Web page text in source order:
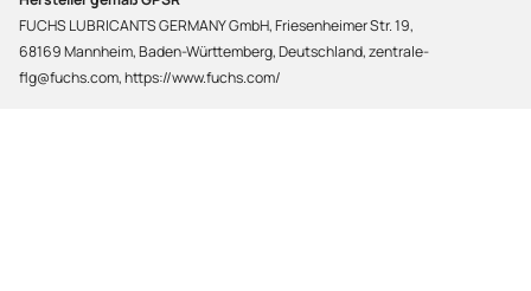
FUCHS LUBRICANTS GERMANY GmbH, Friesenheimer Str. 19,
68169 Mannheim, Baden-Württemberg, Deutschland, zentrale-
flg@fuchs.com, https://www.fuchs.com/